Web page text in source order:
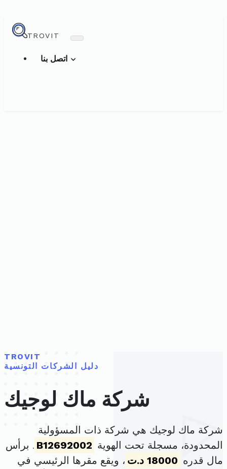
TROVIT
TROVIT
دليل الشركات التونسية
شركة ماك لوجيك
شركة ماك لوجيك هي شركة ذات المسؤولية
المحدودة، مسجلة تحت الهوية B12692002 . برأس
مال قدره 18000 د.ت
، ويقع مقرها الرئيسي في